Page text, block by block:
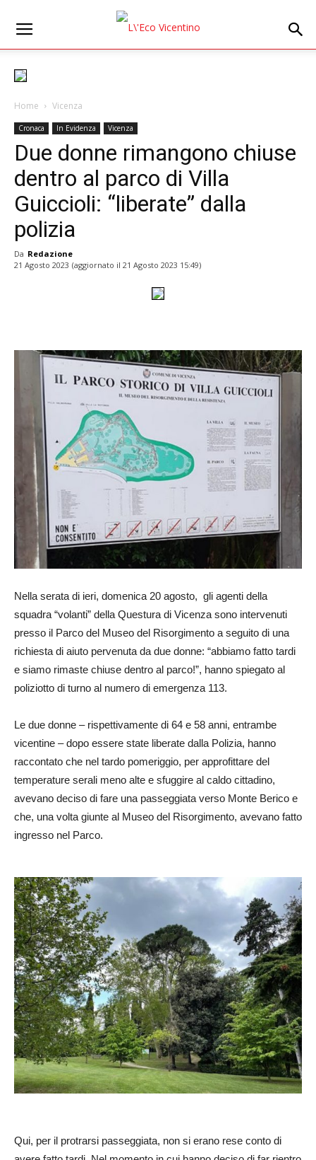
Home Vicenza
Cronaca In Evidenza Vicenza
Due donne rimangono chiuse
dentro al parco di Villa
Guiccioli: “liberate” dalla
polizia
Da Redazione
21 Agosto 2023 (aggiornato il 21 Agosto 2023 15:49)
Nella serata di ieri, domenica 20 agosto, gli agenti della
squadra “volanti” della Questura di Vicenza sono intervenuti
presso il Parco del Museo del Risorgimento a seguito di una
richiesta di aiuto pervenuta da due donne: “abbiamo fatto tardi
e siamo rimaste chiuse dentro al parco!”, hanno spiegato al
poliziotto di turno al numero di emergenza 113.
Le due donne – rispettivamente di 64 e 58 anni, entrambe
vicentine – dopo essere state liberate dalla Polizia, hanno
raccontato che nel tardo pomeriggio, per approfittare del
temperature serali meno alte e sfuggire al caldo cittadino,
avevano deciso di fare una passeggiata verso Monte Berico e
che, una volta giunte al Museo del Risorgimento, avevano fatto
ingresso nel Parco.
Qui, per il protrarsi passeggiata, non si erano rese conto di